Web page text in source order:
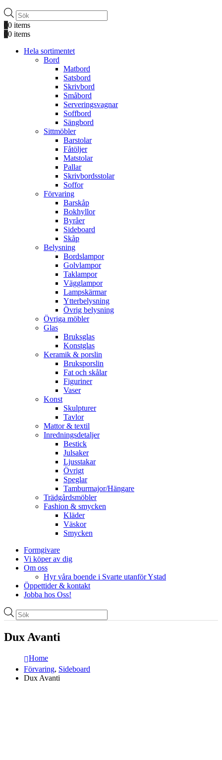
Produktsökning
00 items
00 items
Hela sortimentet
Bord
Matbord
Satsbord
Skrivbord
Småbord
Serveringsvagnar
Soffbord
Sängbord
Sittmöbler
Barstolar
Fåtöljer
Matstolar
Pallar
Skrivbordsstolar
Soffor
Förvaring
Barskåp
Bokhyllor
Byråer
Sideboard
Skåp
Belysning
Bordslampor
Golvlampor
Taklampor
Vägglampor
Lampskärmar
Ytterbelysning
Övrig belysning
Övriga möbler
Glas
Bruksglas
Konstglas
Keramik & porslin
Bruksporslin
Fat och skålar
Figuriner
Vaser
Konst
Skulpturer
Tavlor
Mattor & textil
Inredningsdetaljer
Bestick
Julsaker
Ljusstakar
Övrigt
Speglar
Tamburmajor/Hängare
Trädgårdsmöbler
Fashion & smycken
Kläder
Väskor
Smycken
Formgivare
Vi köper av dig
Om oss
Hyr våra boende i Svarte utanför Ystad
Öppettider & kontakt
Jobba hos Oss!
Produktsökning
Dux Avanti
Home
Förvaring, Sideboard
Dux Avanti